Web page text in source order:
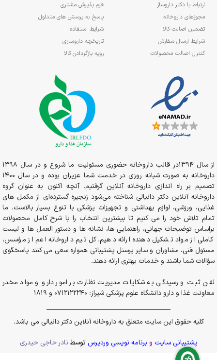
ارتباط با دکتر داروساز
مجوزهای داروخانه
تضمین اصالت کالا
شرایط ارسال سفارش
کنترل اصالت محصولات
فرم پذیرش مشتری
پاسخ به پرسش های متداول
شرایط استفاده
تاریخچه داروسازی
رویه بازگردادن کالا
از سال 1394در قالب داروخانه حضوری مسئولیت ما شروع و در سال 1398
داروخانه به صورت شبانه روزی در خدمت شما عزیزان بوده و در سال 1400
تصمیم بر راه اندازی داروخانه آنلاین گرفتیم. آنچه اکنون به عنوان گروه
داروخانه آنلاین دکتر دانیالی شناخته می‌شود زنجیره گسترده‌ای از مکمل های
غذایی، ورزشی، لوازم بهداشتی و تجهیزات پزشکی با تنوع بسیار بالاست. ما
تمام تلاش خود را می کنیم تا بیشترین انتخاب را با شرح کامل محصولات
براساس توضیحات جهانی، راهنمایی ها، نشانه ها و دستور العمل ها و لیست
کاملی از مواد تشکیل دهنده ارائه دهیم. کل تیم داروخانه اعم از مؤسس،
مسئول فنی، مشاوران و سایر پرسنل پشتیبانی همواره سعی می کنند پاسخگوی
سؤالات شما باشند و خدمات بهتری ارائه دهند.
لفن ثبت و رسیدگی به شکایات مدیریت نظارت بر امور دارو و مواد مخدر
معاونت غذا و دارو دانشگاه علوم پزشکی شیراز: 0712122240 و 1819
کلیه حقوق این سایت متعلق به داروخانه آنلاین دکتر دانیالی می باشد.
پشتیبانی سایت و برنامه نویسی وردپرس توسط نادر حاجی حیدری